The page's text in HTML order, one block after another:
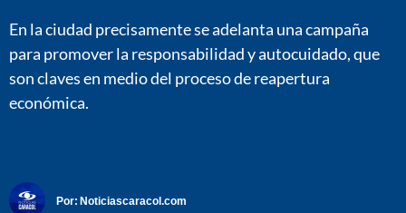
En la ciudad precisamente se adelanta una campaña
para promover la responsabilidad y autocuidado, que
son claves en medio del proceso de reapertura
económica.
Por: Noticiascaracol.com